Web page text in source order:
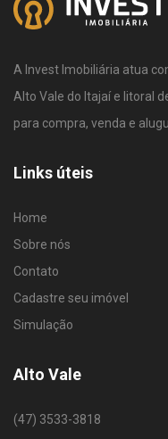
A Invest Imobiliária atua
Alto Vale do Itajaí e litoral
para compra, venda e
Links úteis
Home
Sobre nós
Contato
Cadastre seu imóvel
Simulação
Alto Vale
(47) 3533-3818